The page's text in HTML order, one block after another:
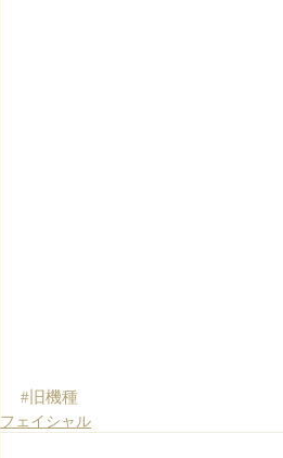
#旧機種
フェイシャル